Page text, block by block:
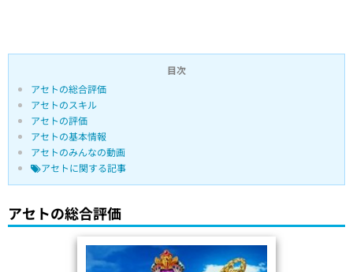
目次
アセトの総合評価
アセトのスキル
アセトの評価
アセトの基本情報
アセトのみんなの動画
アセトに関する記事
アセトの総合評価